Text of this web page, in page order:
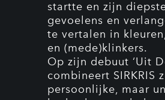
startte en zijn
gevoelens en
te vertalen in
en (mede)klinkers.
Op zijn debuut ‘Uit
combineert SIRKRIS
persoonlijke, maar